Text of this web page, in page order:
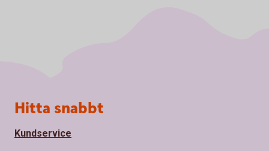
Sidfot
Hitta snabbt
Kundservice